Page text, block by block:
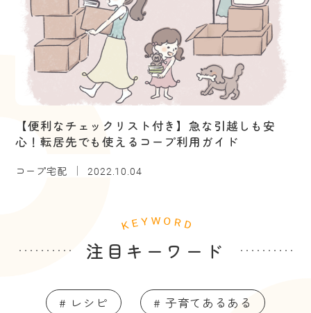
【便利なチェックリスト付き】急な引越しも安
心！転居先でも使えるコープ利用ガイド
コープ宅配 2022.10.04
注目キーワード
# レシピ # 子育てあるある